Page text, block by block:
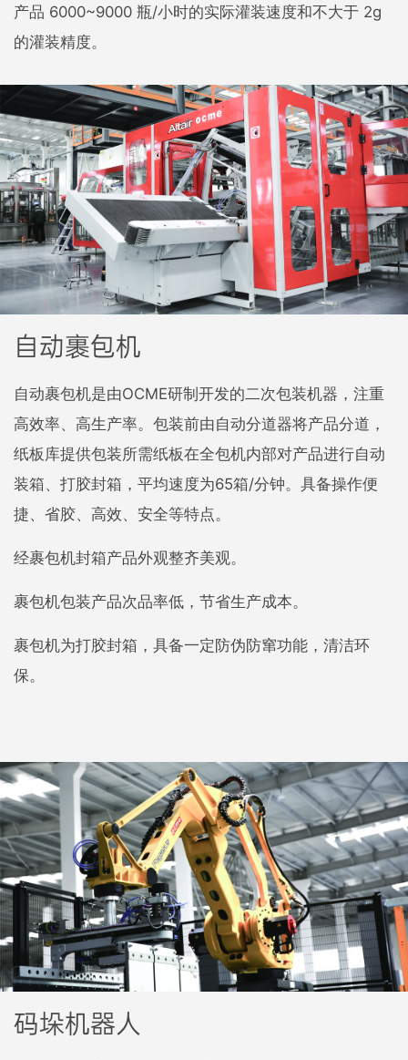
产品 6000~9000 瓶/小时的实际灌装速度和不大于 2g
的灌装精度。
自动裹包机
自动裹包机是由OCME研制开发的二次包装机器，注重
高效率、高生产率。包装前由自动分道器将产品分道，
纸板库提供包装所需纸板在全包机内部对产品进行自动
装箱、打胶封箱，平均速度为65箱/分钟。具备操作便
捷、省胶、高效、安全等特点。
经裹包机封箱产品外观整齐美观。
裹包机包装产品次品率低，节省生产成本。
裹包机为打胶封箱，具备一定防伪防窜功能，清洁环
保。
码垛机器人